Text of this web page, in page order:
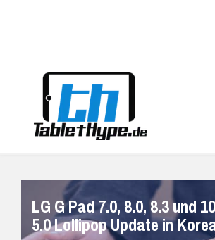
LG G Pad 7.0, 8.0, 8.3 und
5.0 Lollipop Update in